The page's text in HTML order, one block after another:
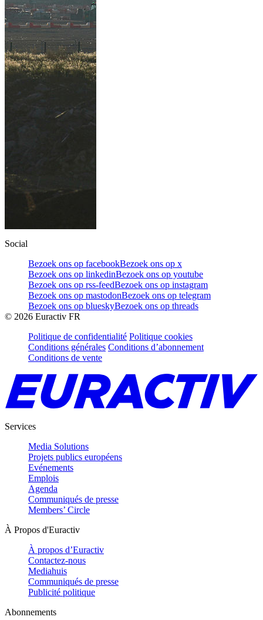
Social
Bezoek ons op facebookBezoek ons op x
Bezoek ons op linkedinBezoek ons op youtube
Bezoek ons op rss-feedBezoek ons op instagram
Bezoek ons op mastodonBezoek ons op telegram
Bezoek ons op blueskyBezoek ons op threads
© 2026 Euractiv FR
Politique de confidentialité Politique cookies
Conditions générales Conditions d’abonnement
Conditions de vente
Services
Media Solutions
Projets publics européens
Evénements
Emplois
Agenda
Communiqués de presse
Members’ Circle
À Propos d'Euractiv
À propos d’Euractiv
Contactez-nous
Mediahuis
Communiqués de presse
Publicité politique
Abonnements